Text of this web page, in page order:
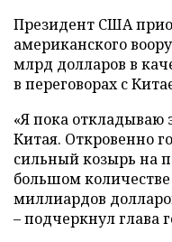
Президент США
американского
млрд долларов в
в переговорах с
«Я пока откладываю
Китая. Откровенно
сильный козырь на
большом
миллиардов
– подчеркнул глава